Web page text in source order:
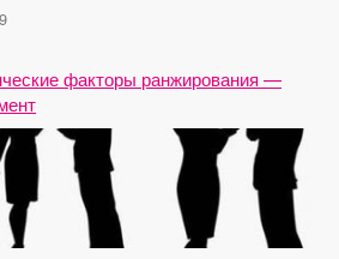
факторы ранжирования —